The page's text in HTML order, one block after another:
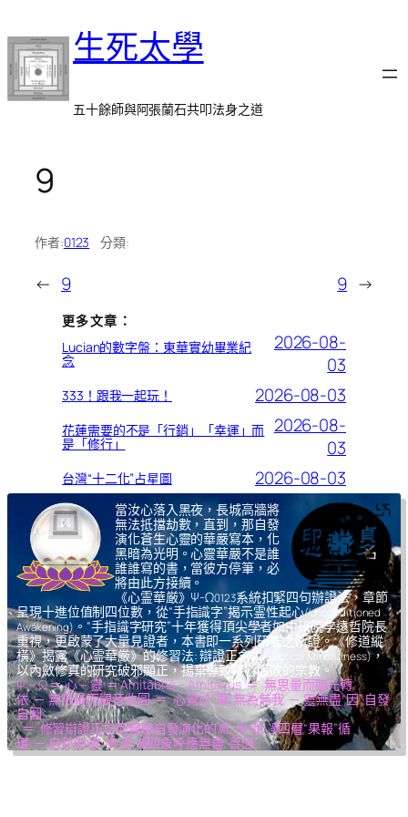
至
主
要
內
生死太學
五十餘師與阿張蘭石共叩法身之道
9
作者:0123 分類:
← 9 9 →
更多文章：
Lucian的數字盤：東華實幼畢業紀
念
2026-08-
03
333！跟我一起玩！ 2026-08-03
花蓮需要的不是「行銷」「幸運」而
是「修行」
2026-08-
03
台灣“十二化”占星圖 2026-08-03
當汝心落入黑夜，長城高牆將
無法抵擋劫數，直到，那自發
演化蒼生心靈的華嚴寫本，化
黑暗為光明。心靈華嚴不是誰
誰誰寫的書，當彼方停筆，必
將由此方接續。
《心霊華厳》Ψ-Ω0123系統扣緊四句辦證法，章節
呈現十進位值制四位數，從“手指識字”揭示霊性起心(Unconditioned
Awakening) 。“手指識字研究”十年獲得頂尖學者如中研院李遠哲院長
重視，更啟蒙了大量見證者，本書即一系列研究之所證。《修道縱
橫》揭露《心霊華厳》的修習法: 辯證正念(Dialectical Mindfulness)，
以內斂修真的研究破邪顯正，揚棄導致核心腐敗的宗教。
Ψ – Ω ＝ 心 – 靈 ＝ Amitābhā – Amitāyus ＝ 無思量而臨光轉
依 ─ 無限量而觀音收圓 ＝ 心覺於“果”,無為無我 ─ 靈無盡“因”,自發
自圓
＝ 修習辯證正念而體驗自發演化的氣,光,我,凈四層“果報”循
環 ─ 自然如復,坤,乾,逅四象呼應無盡“善因”